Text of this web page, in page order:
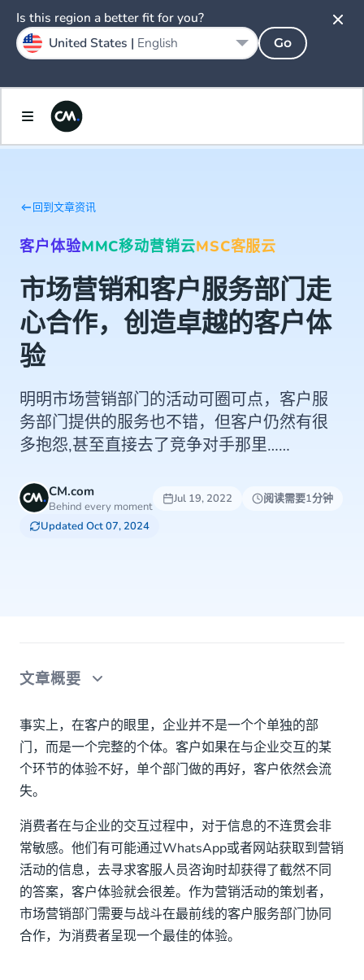
回到文章资讯
客户体验MMC移动营销云MSC客服云
市场营销和客户服务部门走
心合作，创造卓越的客户体
验
明明市场营销部门的活动可圈可点，客户服
务部门提供的服务也不错，但客户仍然有很
多抱怨,甚至直接去了竞争对手那里……
CM.com
Behind every moment
Jul 19, 2022
阅读需要1分钟
Updated Oct 07, 2024
文章概要
双向集成，实现部门协作及高效沟通
客服部门 — 提供专业的服务体验
市场营销部门 — 实现更为个性化的客户互动
事实上，在客户的眼里，企业并不是一个个单独的部
门，而是一个完整的个体。客户如果在与企业交互的某
个环节的体验不好，单个部门做的再好，客户依然会流
失。
消费者在与企业的交互过程中，对于信息的不连贯会非
常敏感。他们有可能通过WhatsApp或者网站获取到营销
活动的信息，去寻求客服人员咨询时却获得了截然不同
的答案，客户体验就会很差。作为营销活动的策划者，
市场营销部门需要与战斗在最前线的客户服务部门协同
合作，为消费者呈现一个最佳的体验。
Is this region a better fit for you?
United States | English Go